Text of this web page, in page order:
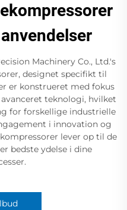
Machinery Co., Ltd.'s
designet specifikt til
er konstrueret med fokus
teknologi, hvilket
for forskellige industrielle
i innovation og
lever op til de
bedste ydelse i dine